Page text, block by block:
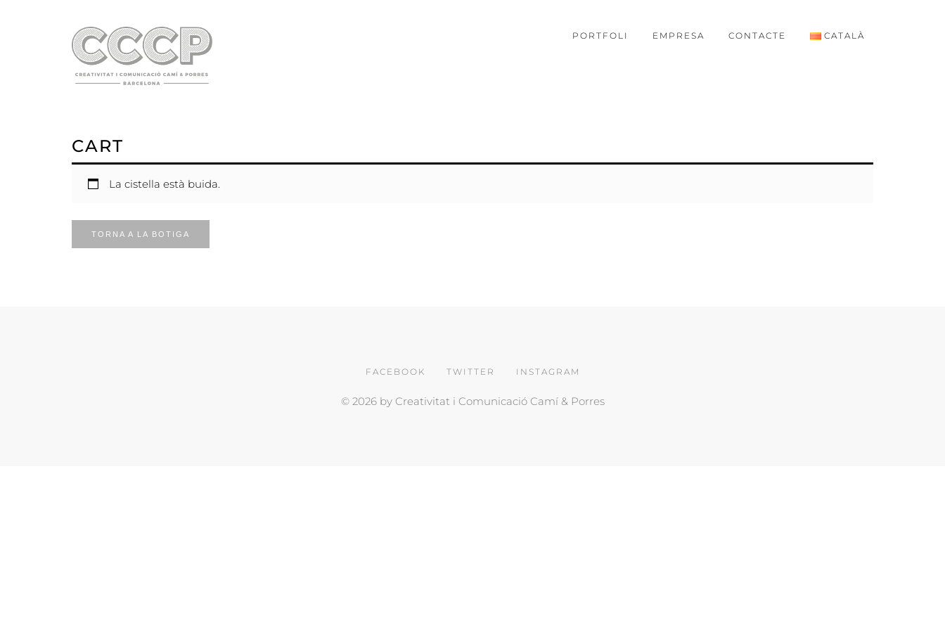
PORTFOLI EMPRESA CONTACTE CATALÀ
CART
La cistella està buida.
TORNA A LA BOTIGA
FACEBOOK TWITTER INSTAGRAM
© 2026 by Creativitat i Comunicació Camí & Porres